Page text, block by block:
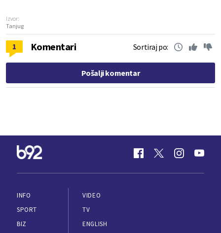
Izvor:
Tanjug
1 Komentari Sortiraj po:
Pošalji komentar
INFO
SPORT
BIZ
VIDEO
TV
ENGLISH